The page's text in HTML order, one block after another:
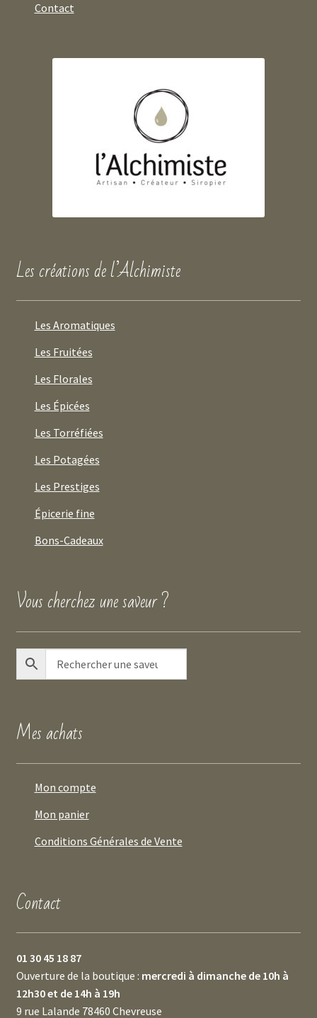
Contact
Les créations de l’Alchimiste
Les Aromatiques
Les Fruitées
Les Florales
Les Épicées
Les Torréfiées
Les Potagées
Les Prestiges
Épicerie fine
Bons-Cadeaux
Vous cherchez une saveur ?
Mes achats
Mon compte
Mon panier
Conditions Générales de Vente
Contact
01 30 45 18 87
Ouverture de la boutique : mercredi à dimanche de 10h à
12h30 et de 14h à 19h
9 rue Lalande 78460 Chevreuse